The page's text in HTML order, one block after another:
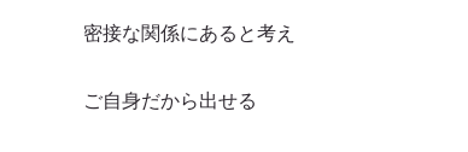
密接な関係にあると考え
ご自身だから出せる